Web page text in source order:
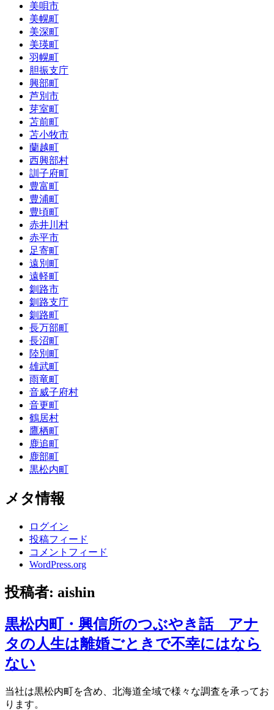
美唄市
美幌町
美深町
美瑛町
羽幌町
胆振支庁
興部町
芦別市
芽室町
苫前町
苫小牧市
蘭越町
西興部村
訓子府町
豊富町
豊浦町
豊頃町
赤井川村
赤平市
足寄町
遠別町
遠軽町
釧路市
釧路支庁
釧路町
長万部町
長沼町
陸別町
雄武町
雨竜町
音威子府村
音更町
鶴居村
鷹栖町
鹿追町
鹿部町
黒松内町
メタ情報
ログイン
投稿フィード
コメントフィード
WordPress.org
投稿者: aishin
黒松内町・興信所のつぶやき話 アナ
タの人生は離婚ごときで不幸にはなら
ない
当社は黒松内町を含め、北海道全域で様々な調査を承ってお
ります。